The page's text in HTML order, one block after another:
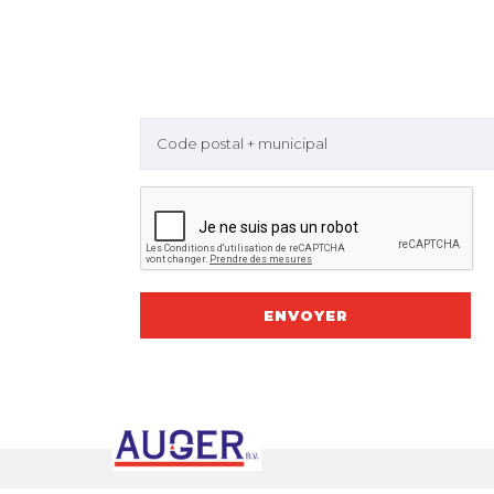
Code postal + municipal